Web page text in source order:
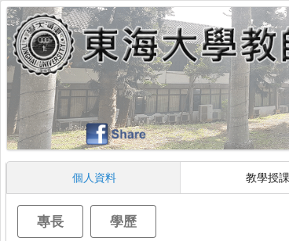
個人資料 教學授課
專長 學歷